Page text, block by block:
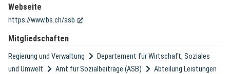
Webseite
https://www.bs.ch/asb (External Link)
Mitgliedschaften
Regierung und Verwaltung
Departement für Wirtschaft, Soziales
und Umwelt
Amt für Sozialbeiträge (ASB)
Abteilung Leistungen